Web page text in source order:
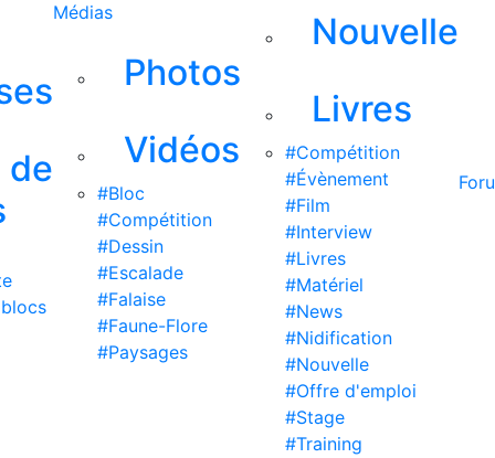
de
Médias
Photos
Vidéos
#Bloc
#Compétition
#Dessin
#Escalade
#Falaise
#Faune-Flore
#Paysages
Nouvelle
Livres
#Compétition
#Évènement
#Film
#Interview
#Livres
#Matériel
#News
#Nidification
#Nouvelle
#Offre d'emploi
#Stage
#Training